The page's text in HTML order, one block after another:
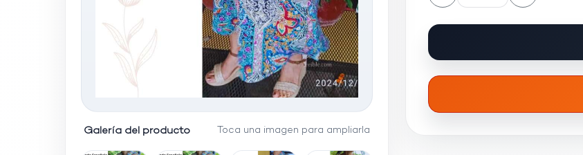
Galería del producto Toca una imagen para ampliarla